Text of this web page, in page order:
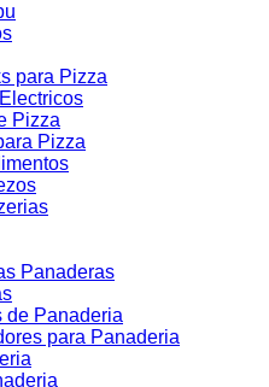
para Pizza
Pizza
Pizza
Panaderas
de Panaderia
para Panaderia